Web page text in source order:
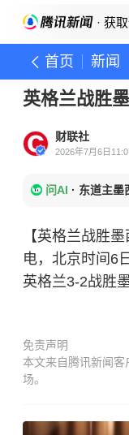
· 获
首页 新闻
英格兰战胜
财联社
2026年7月6日
问AI · 东道主墨
【英格兰战胜
电，北京时间6
英格兰3-2战胜
免责声明
本文来自腾讯新闻
场。